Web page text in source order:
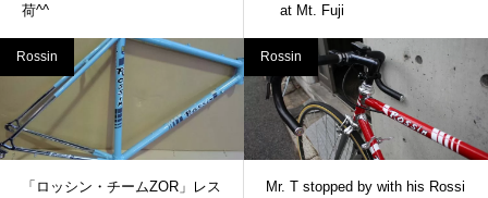
荷^^
at Mt. Fuji
Rossin
「ロッシン・チームZOR」レス
Rossin
Mr. T stopped by with his Rossi